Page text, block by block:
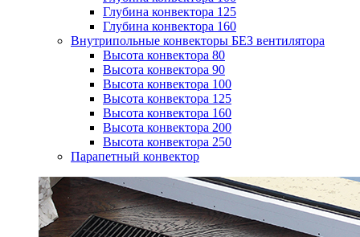
Глубина конвектора 125
Глубина конвектора 160
Внутрипольные конвекторы БЕЗ вентилятора
Высота конвектора 80
Высота конвектора 90
Высота конвектора 100
Высота конвектора 125
Высота конвектора 160
Высота конвектора 200
Высота конвектора 250
Парапетный конвектор